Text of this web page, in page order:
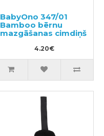
BabyOno 347/01
Bamboo bērnu
mazgāšanas cimdiņš
4.20€